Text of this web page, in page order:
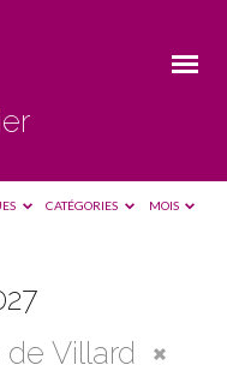
CATÉGORIES MOIS
Villard